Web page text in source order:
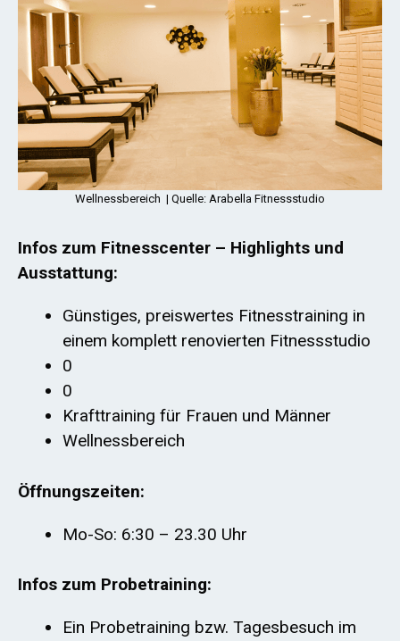
Wellnessbereich | Quelle: Arabella Fitnessstudio
Infos zum Fitnesscenter – Highlights und
Ausstattung:
Günstiges, preiswertes Fitnesstraining in
einem komplett renovierten Fitnessstudio
0
0
Krafttraining für Frauen und Männer
Wellnessbereich
Öffnungszeiten:
Mo-So: 6:30 – 23.30 Uhr
Infos zum Probetraining:
Ein Probetraining bzw. Tagesbesuch im